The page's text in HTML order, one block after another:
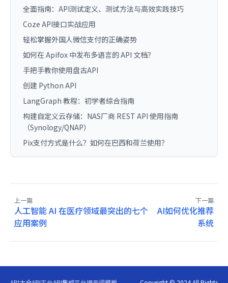
全面指南：API测试定义、测试方法与高效实践技巧
Coze API接口实战应用
轻松掌握外国人微信支付的正确姿势
如何在 Apifox 中发布多语言的 API 文档？
手把手教你使用盘古API
创建 Python API
LangGraph 教程：初学者综合指南
构建自定义云存储：NAS厂商 REST API 使用指南
（Synology/QNAP）
Pix支付方式是什么？如何在巴西和荷兰使用？
上一篇
人工智能 AI 在医疗领域最突出的七个
应用案例
下一篇
AI如何优化推荐
系统